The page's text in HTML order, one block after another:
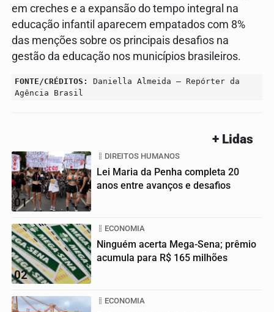
em creches e a expansão do tempo integral na
educação infantil aparecem empatados com 8%
das menções sobre os principais desafios na
gestão da educação nos municípios brasileiros.
FONTE/CRÉDITOS:
Daniella Almeida – Repórter da
Agência Brasil
+ Lidas
01
DIREITOS HUMANOS
Lei Maria da Penha completa 20
anos entre avanços e desafios
02
ECONOMIA
Ninguém acerta Mega-Sena; prêmio
acumula para R$ 165 milhões
ECONOMIA